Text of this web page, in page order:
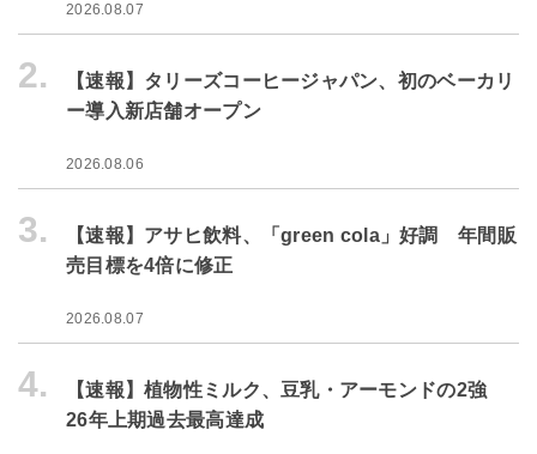
2026.08.07
2.
【速報】タリーズコーヒージャパン、初のベーカリ
ー導入新店舗オープン
2026.08.06
3.
【速報】アサヒ飲料、「green cola」好調 年間販
売目標を4倍に修正
2026.08.07
4.
【速報】植物性ミルク、豆乳・アーモンドの2強
26年上期過去最高達成